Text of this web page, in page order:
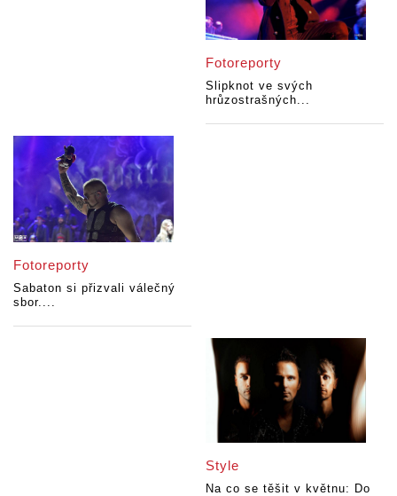
Fotoreporty
Slipknot ve svých
hrůzostrašných...
Fotoreporty
Sabaton si přizvali válečný
sbor....
Style
Na co se těšit v květnu: Do